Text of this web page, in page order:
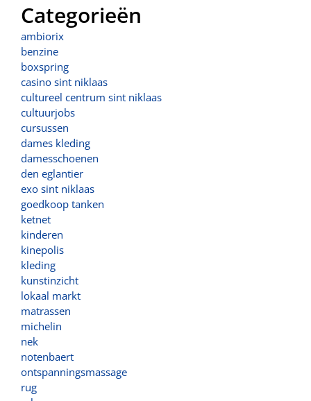
Categorieën
ambiorix
benzine
boxspring
casino sint niklaas
cultureel centrum sint niklaas
cultuurjobs
cursussen
dames kleding
damesschoenen
den eglantier
exo sint niklaas
goedkoop tanken
ketnet
kinderen
kinepolis
kleding
kunstinzicht
lokaal markt
matrassen
michelin
nek
notenbaert
ontspanningsmassage
rug